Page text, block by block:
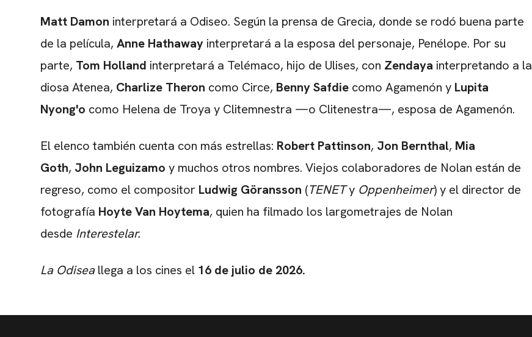
Matt Damon interpretará a Odiseo. Según la prensa de Grecia, donde se rodó buena parte
de la película, Anne Hathaway interpretará a la esposa del personaje, Penélope. Por su
parte, Tom Holland interpretará a Telémaco, hijo de Ulises, con Zendaya interpretando a la
diosa Atenea, Charlize Theron como Circe, Benny Safdie como Agamenón y Lupita
Nyong'o como Helena de Troya y Clitemnestra —o Clitenestra—, esposa de Agamenón.
El elenco también cuenta con más estrellas: Robert Pattinson, Jon Bernthal, Mia
Goth, John Leguizamo y muchos otros nombres. Viejos colaboradores de Nolan están de
regreso, como el compositor Ludwig Göransson (TENETy Oppenheimer) y el director de
fotografía Hoyte Van Hoytema, quien ha filmado los largometrajes de Nolan
desde Interestelar.
La Odiseallega a los cines el 16 de julio de 2026.